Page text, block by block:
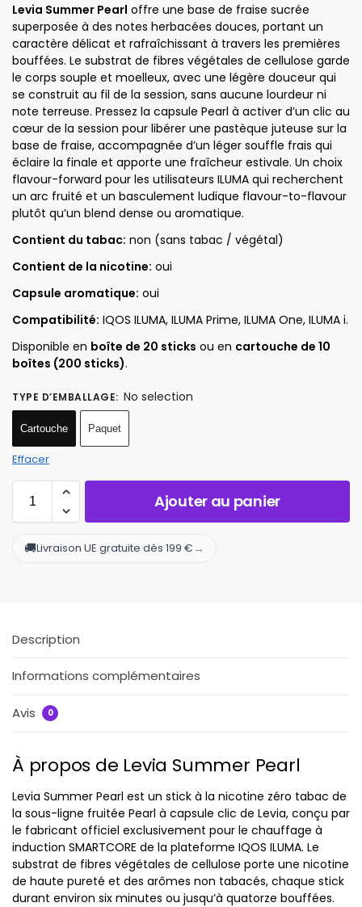
Levia Summer Pearl offre une base de fraise sucrée
superposée à des notes herbacées douces, portant un
caractère délicat et rafraîchissant à travers les premières
bouffées. Le substrat de fibres végétales de cellulose garde
le corps souple et moelleux, avec une légère douceur qui
se construit au fil de la session, sans aucune lourdeur ni
note terreuse. Pressez la capsule Pearl à activer d’un clic au
cœur de la session pour libérer une pastèque juteuse sur la
base de fraise, accompagnée d’un léger souffle frais qui
éclaire la finale et apporte une fraîcheur estivale. Un choix
flavour-forward pour les utilisateurs ILUMA qui recherchent
un arc fruité et un basculement ludique flavour-to-flavour
plutôt qu’un blend dense ou aromatique.
Contient du tabac: non (sans tabac / végétal)
Contient de la nicotine: oui
Capsule aromatique: oui
Compatibilité: IQOS ILUMA, ILUMA Prime, ILUMA One, ILUMA i.
Disponible en boîte de 20 sticks ou en cartouche de 10
boîtes (200 sticks).
TYPE D’EMBALLAGE: No selection
Cartouche Paquet
Effacer
Ajouter au panier
🚚Livraison UE gratuite dès 199 € →
Description
Informations complémentaires
Avis 0
À propos de Levia Summer Pearl
Levia Summer Pearl est un stick à la nicotine zéro tabac de
la sous-ligne fruitée Pearl à capsule clic de Levia, conçu par
le fabricant officiel exclusivement pour le chauffage à
induction SMARTCORE de la plateforme IQOS ILUMA. Le
substrat de fibres végétales de cellulose porte une nicotine
de haute pureté et des arômes non tabacés, chaque stick
durant environ six minutes ou jusqu’à quatorze bouffées.